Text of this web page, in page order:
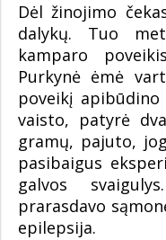
Dėl žinojimo
dalykų. Tuo
kamparo
Purkynė ėmė
poveikį
vaisto, patyrė
gramų, pajuto,
pasibaigus
galvos
prarasdavo
epilepsija.